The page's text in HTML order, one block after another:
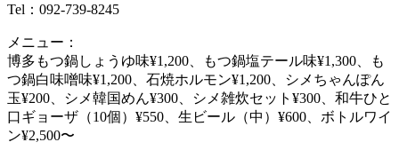
Tel：092-739-8245
メニュー：
博多もつ鍋しょうゆ味¥1,200、もつ鍋塩テール味¥1,300、も
つ鍋白味噌味¥1,200、石焼ホルモン¥1,200、シメちゃんぽん
玉¥200、シメ韓国めん¥300、シメ雑炊セット¥300、和牛ひと
口ギョーザ（10個）¥550、生ビール（中）¥600、ボトルワイ
ン¥2,500〜